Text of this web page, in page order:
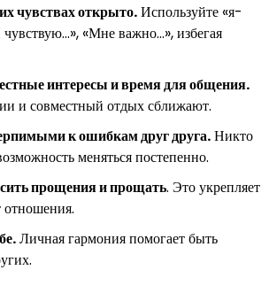
чувствах открыто.Используйте «я-
«Мне важно…», избегая
интересы и время для общения.
и совместный отдых сближают.
к ошибкам друг друга.Никто
меняться постепенно.
прощения и прощать. Это укрепляет
отношения.
Личная гармония помогает быть